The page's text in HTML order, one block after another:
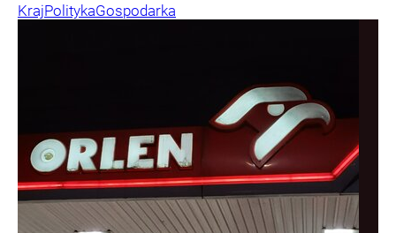
KrajPolitykaGospodarka